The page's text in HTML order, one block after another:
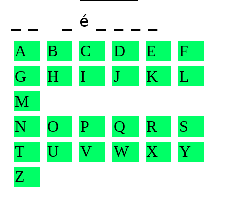
__ _é____
A B C D E
F
G
H I J K
L
M
N
O P Q R
S
T
U V W X
Y
Z